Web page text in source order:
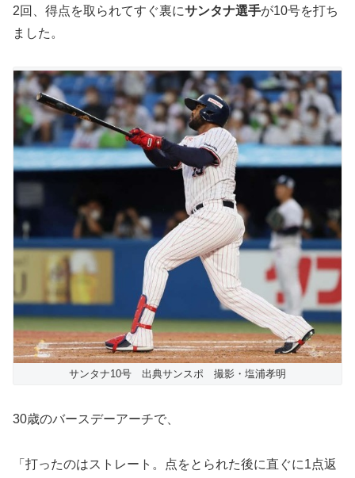
2回、得点を取られてすぐ裏にサンタナ選手が10号を打ち
ました。
サンタナ10号 出典サンスポ 撮影・塩浦孝明
30歳のバースデーアーチで、
「打ったのはストレート。点をとられた後に直ぐに1点返